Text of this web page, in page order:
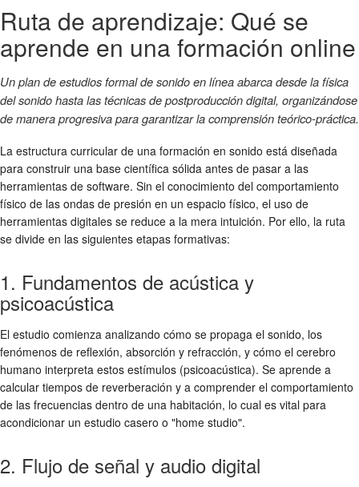
Ruta de aprendizaje: Qué se
aprende en una formación online
Un plan de estudios formal de sonido en línea abarca desde la física
del sonido hasta las técnicas de postproducción digital, organizándose
de manera progresiva para garantizar la comprensión teórico-práctica.
La estructura curricular de una formación en sonido está diseñada
para construir una base científica sólida antes de pasar a las
herramientas de software. Sin el conocimiento del comportamiento
físico de las ondas de presión en un espacio físico, el uso de
herramientas digitales se reduce a la mera intuición. Por ello, la ruta
se divide en las siguientes etapas formativas:
1. Fundamentos de acústica y
psicoacústica
El estudio comienza analizando cómo se propaga el sonido, los
fenómenos de reflexión, absorción y refracción, y cómo el cerebro
humano interpreta estos estímulos (psicoacústica). Se aprende a
calcular tiempos de reverberación y a comprender el comportamiento
de las frecuencias dentro de una habitación, lo cual es vital para
acondicionar un estudio casero o "home studio".
2. Flujo de señal y audio digital